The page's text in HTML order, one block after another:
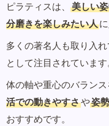
ピラティスは、 美しい
分磨きを楽しみたい人
多くの著名人も取り入
として注目されています
体の軸や重心のバランス
活での動きやすさや姿
おすすめです。